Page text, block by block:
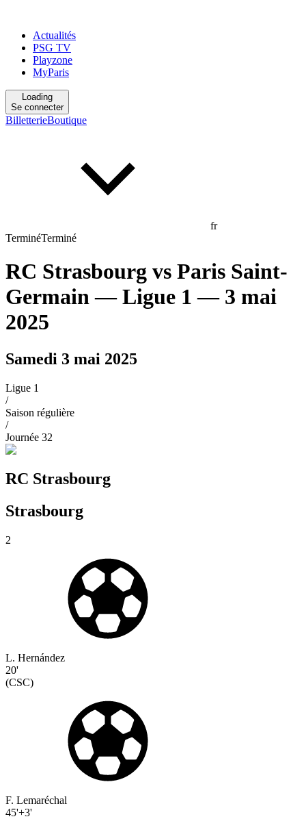
Actualités
PSG TV
Playzone
MyParis
Loading
Se connecter
BilletterieBoutique
fr
TerminéTerminé
RC Strasbourg vs Paris Saint-
Germain— Ligue 1 — 3 mai
2025
Samedi 3 mai 2025
Ligue 1
/
Saison régulière
/
Journée 32
RC Strasbourg
Strasbourg
2
L. Hernández
20'
(CSC)
F. Lemaréchal
45'+3'